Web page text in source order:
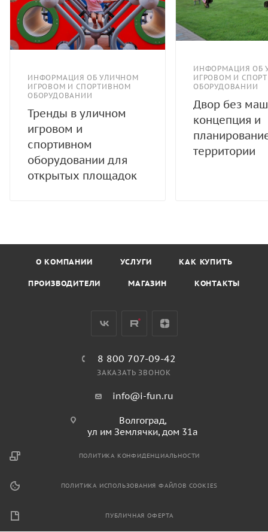
ИНФОРМАЦИЯ ОБ УЛИЧНОМ
ИГРОВОМ И СПОРТИВНОМ
ОБОРУДОВАНИИ
Тренды в уличном
игровом и
спортивном
оборудовании для
открытых площадок
ИНФОРМАЦИЯ ОБ
ИГРОВОМ И
ОБОРУДОВАНИИ
Двор без
концепция и
территории
О КОМПАНИИ УСЛУГИ КАК КУПИТЬ
ПРОИЗВОДИТЕЛИ МАГАЗИН КОНТАКТЫ
8 800 707-09-42
ЗАКАЗАТЬ ЗВОНОК
info@i-fun.ru
Волгоград,
ул им Землячки, дом 31а
ПОЛИТИКА КОНФИДЕНЦИАЛЬНОСТИ
ПОЛИТИКА ИСПОЛЬЗОВАНИЯ ФАЙЛОВ COOKIES
ПУБЛИЧНАЯ ОФЕРТА